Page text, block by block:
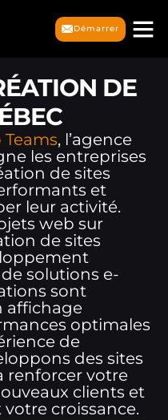
Démarrer
DE
Teams, l’agence
les entreprises
de sites
et
leur activité.
web sur
de sites
solutions e-
sont
affichage
optimales
de
des sites
renforcer votre
clients et
croissance.